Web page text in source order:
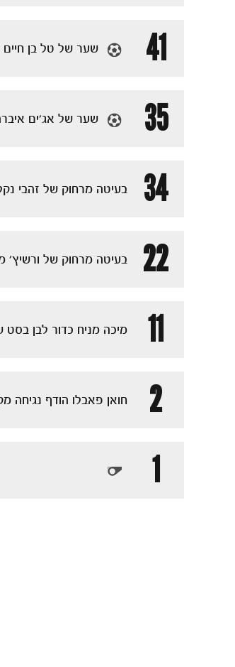
41 שער של טל בן חיים
35 שער של אג'ים
34 בעיטה מרחוק של זהבי
22 בעיטה מרחוק של ורשיץ'
11 מיכה מניח כדור לבן
2 חואן פאבלו הודף נגיחה
1